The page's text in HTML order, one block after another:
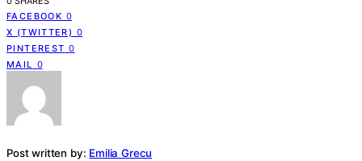
FACEBOOK 0
X (TWITTER) 0
PINTEREST 0
MAIL
0
Post written by: Emilia Grecu